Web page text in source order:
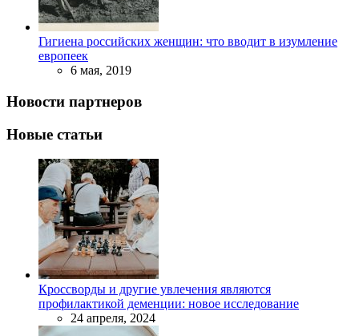
Гигиена российских женщин: что вводит в изумление
европеек
6 мая, 2019
Новости партнеров
Новые статьи
Кроссворды и другие увлечения являются
профилактикой деменции: новое исследование
24 апреля, 2024